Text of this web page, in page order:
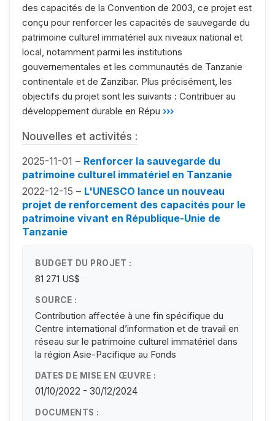
des capacités de la Convention de 2003, ce projet est
conçu pour renforcer les capacités de sauvegarde du
patrimoine culturel immatériel aux niveaux national et
local, notamment parmi les institutions
gouvernementales et les communautés de Tanzanie
continentale et de Zanzibar. Plus précisément, les
objectifs du projet sont les suivants : Contribuer au
développement durable en Répu ›››
Nouvelles et activités :
2025-11-01 – Renforcer la sauvegarde du
patrimoine culturel immatériel en Tanzanie
2022-12-15 – L'UNESCO lance un nouveau
projet de renforcement des capacités pour le
patrimoine vivant en République-Unie de
Tanzanie
BUDGET DU PROJET :
81 271 US$
SOURCE :
Contribution affectée à une fin spécifique du
Centre international d’information et de travail en
réseau sur le patrimoine culturel immatériel dans
la région Asie-Pacifique au Fonds
DATES DE MISE EN ŒUVRE :
01/10/2022 - 30/12/2024
DOCUMENTS :